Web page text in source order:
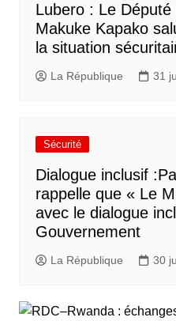
Lubero : Le
Makuke Kapako
la situation
La République 31
Sécurité
Dialogue inclusif
rappelle que « Le
avec le dialogue
Gouvernement
La République 30